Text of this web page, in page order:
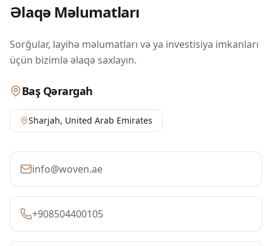
Əlaqə Məlumatları
Sorğular, layihə məlumatları və ya investisiya imkanları
üçün bizimlə əlaqə saxlayın.
Baş Qərargah
Sharjah, United Arab Emirates
info@woven.ae
+908504400105